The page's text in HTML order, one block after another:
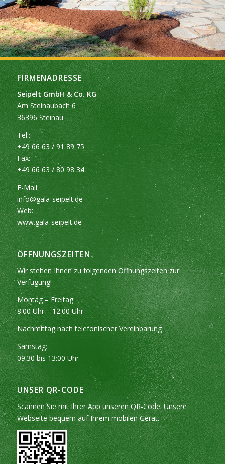
FIRMENADRESSE
Seipelt GmbH & Co. KG
Am Steinaubach 6
36396 Steinau
Tel.:
+49 66 63 / 91 89 75
Fax:
+49 66 63 / 80 98 34
E-Mail:
info@gala-seipelt.de
Web:
www.gala-seipelt.de
ÖFFNUNGSZEITEN
Wir stehen Ihnen zu folgenden Öffnungszeiten zur
Verfügung!
Montag – Freitag:
8:00 Uhr – 12:00 Uhr
Nachmittag nach telefonischer Vereinbarung
Samstag:
09:30 bis 13:00 Uhr
UNSER QR-CODE
Scannen Sie mit Ihrer App unseren QR-Code. Unsere
Webseite bequem auf Ihrem mobilen Gerät.